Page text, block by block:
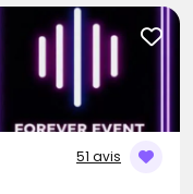
51 avis